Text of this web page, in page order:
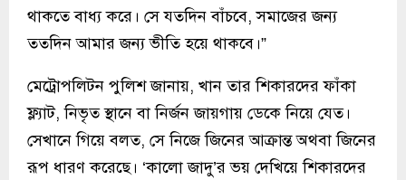
থাকতে বাধ্য করে। সে যতদিন বাঁচবে, সমাজের জন্য
ততদিন আমার জন্য ভীতি হয়ে থাকবে।”
মেট্রোপলিটন পুলিশ জানায়, খান তার শিকারদের ফাঁকা
ফ্ল্যাট, নিভৃত স্থানে বা নির্জন জায়গায় ডেকে নিয়ে যেত।
সেখানে গিয়ে বলত, সে নিজে জিনের আক্রান্ত অথবা জিনের
রূপ ধারণ করেছে। ‘কালো জাদু’র ভয় দেখিয়ে শিকারদের